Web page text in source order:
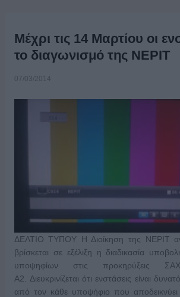
Μέχρι τις 14 Μαρτίου οι
το διαγωνισμό της ΝΕΡΙΤ
07/03/2014
ΔΕΛΤΙΟ ΤΥΠΟΥ Η Διοίκηση της ΝΕΡΙΤ
βρίσκεται σε εξέλιξη η διαδικασία
υποψηφίων στις προκηρύξεις
Α2. Διευκρινίζεται ότι ενστάσεις είναι
από τον κάθε υποψήφιο που αποδεικνύει